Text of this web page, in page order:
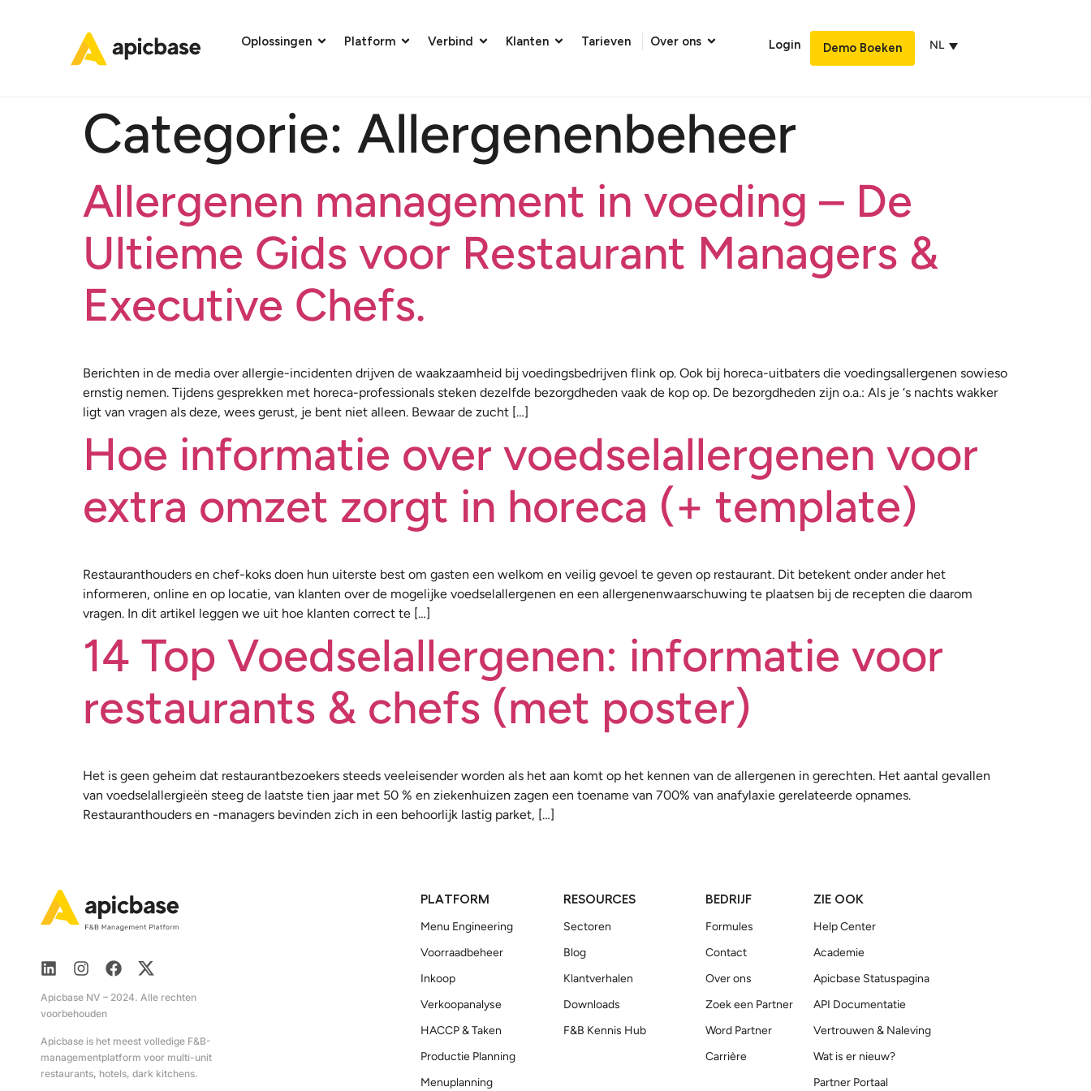
Oplossingen Platform Verbind Klanten Tarieven Over ons Login Demo Boeken NL
Categorie: Allergenenbeheer
Allergenen management in voeding – De
Ultieme Gids voor Restaurant Managers &
Executive Chefs.
Berichten in de media over allergie-incidenten drijven de waakzaamheid bij voedingsbedrijven flink op. Ook bij horeca-uitbaters die voedingsallergenen sowieso
ernstig nemen. Tijdens gesprekken met horeca-professionals steken dezelfde bezorgdheden vaak de kop op. De bezorgdheden zijn o.a.: Als je ‘s nachts wakker
ligt van vragen als deze, wees gerust, je bent niet alleen. Bewaar de zucht […]
Hoe informatie over voedselallergenen voor
extra omzet zorgt in horeca (+ template)
Restauranthouders en chef-koks doen hun uiterste best om gasten een welkom en veilig gevoel te geven op restaurant. Dit betekent onder ander het
informeren, online en op locatie, van klanten over de mogelijke voedselallergenen en een allergenenwaarschuwing te plaatsen bij de recepten die daarom
vragen. In dit artikel leggen we uit hoe klanten correct te […]
14 Top Voedselallergenen: informatie voor
restaurants & chefs (met poster)
Het is geen geheim dat restaurantbezoekers steeds veeleisender worden als het aan komt op het kennen van de allergenen in gerechten. Het aantal gevallen
van voedselallergieën steeg de laatste tien jaar met 50 % en ziekenhuizen zagen een toename van 700% van anafylaxie gerelateerde opnames.
Restauranthouders en -managers bevinden zich in een behoorlijk lastig parket, […]
Apicbase NV – 2024. Alle rechten
voorbehouden
Apicbase is het meest volledige F&B-
managementplatform voor multi-unit
restaurants, hotels, dark kitchens.
PLATFORM
Menu Engineering
Voorraadbeheer
Inkoop
Verkoopanalyse
HACCP & Taken
Productie Planning
Menuplanning
RESOURCES
Sectoren
Blog
Klantverhalen
Downloads
F&B Kennis Hub
BEDRIJF
Formules
Contact
Over ons
Zoek een Partner
Word Partner
Carrière
ZIE OOK
Help Center
Academie
Apicbase Statuspagina
API Documentatie
Vertrouwen & Naleving
Wat is er nieuw?
Partner Portaal